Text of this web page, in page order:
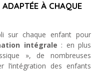
À CHAQUE
sur chaque enfant pour
intégrale : en plus
», de nombreuses
l’intégration des enfants